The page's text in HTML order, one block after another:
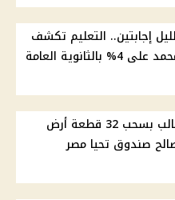
إجابتين.. التعليم تكشف
العامة
توفيق عكاشة يطالب بسحب 32 قطعة أرض
صندوق تحيا مصر